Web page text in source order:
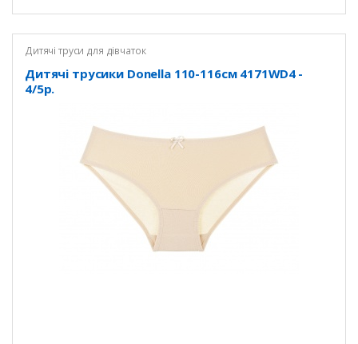
Дитячі труси для дівчаток
Дитячі трусики Donella 110-116см 4171WD4 -
4/5р.